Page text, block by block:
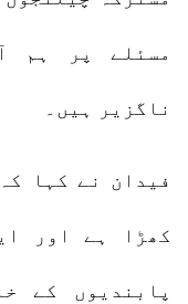
مسئلے پر ہم
ناگزیر ہیں۔
فیدان نے کہا
کھڑا ہے اور
پابندیوں کے